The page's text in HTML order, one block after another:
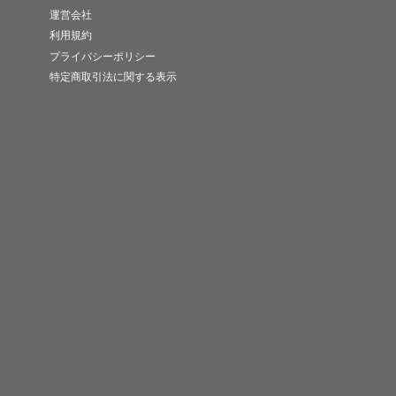
運営会社
利用規約
プライバシーポリシー
特定商取引法に関する表示